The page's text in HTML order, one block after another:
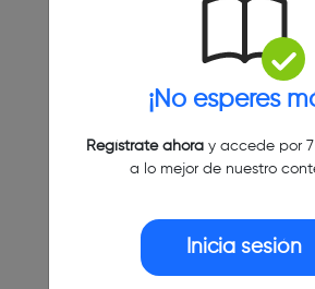
¡No esperes
Regístrate ahoray accede por
a lo mejor de nuestro
Inicia sesión